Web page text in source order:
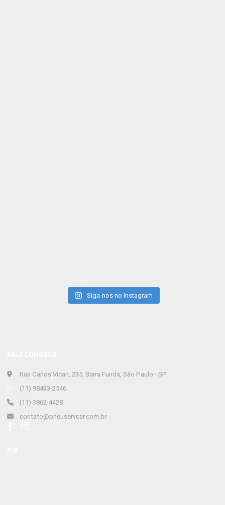
Rua Carlos Vicari, 235, Barra Funda, São Paulo - SP
(11) 98433-2546
(11) 3862-4428
contato@pneuservcar.com.br
Siga-nos no Instagram